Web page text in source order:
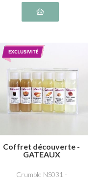
Coffret découverte -
GATEAUX
Crumble NS031 -